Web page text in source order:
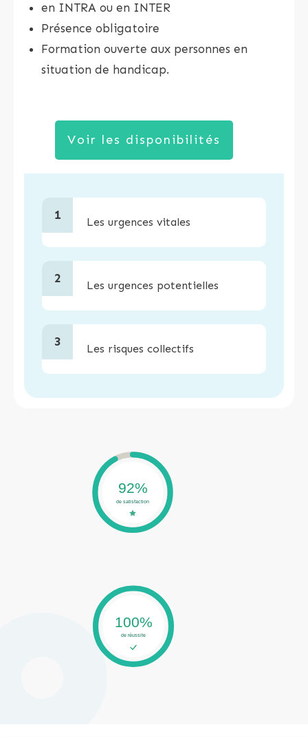
en INTRA ou en INTER
Présence obligatoire
Formation ouverte aux personnes en
situation de handicap.
Voir les disponibilités
1 Les urgences vitales
2 Les urgences potentielles
3 Les risques collectifs